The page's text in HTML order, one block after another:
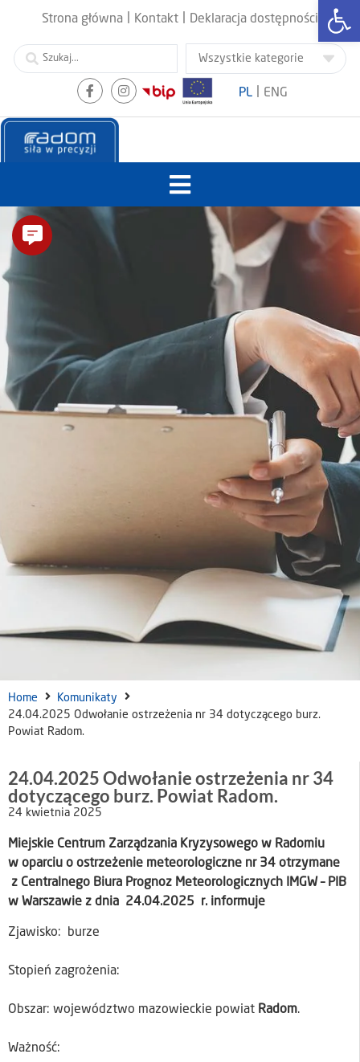
Strona główna Kontakt Deklaracja dostępności
PL ENG
Home
Komunikaty
24.04.2025 Odwołanie ostrzeżenia nr 34 dotyczącego burz.
Powiat Radom.
24.04.2025 Odwołanie ostrzeżenia nr 34
dotyczącego burz. Powiat Radom.
24 kwietnia 2025
Miejskie Centrum Zarządzania Kryzysowego w Radomiu
w oparciu o ostrzeżenie meteorologiczne nr 34 otrzymane
z Centralnego Biura Prognoz Meteorologicznych IMGW – PIB
w Warszawie z dnia 24.04.2025 r. informuje
Zjawisko: burze
Stopień zagrożenia:
Obszar: województwo mazowieckie powiat Radom.
Ważność: